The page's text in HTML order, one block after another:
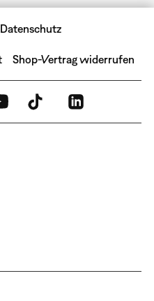
Datenschutz
Shop-Vertrag widerrufen